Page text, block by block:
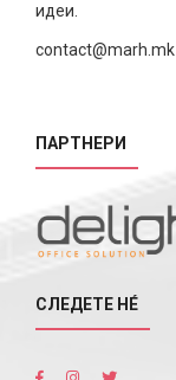
идеи.
contact@marh.mk
ПАРТНЕРИ
СЛЕДЕТЕ НÉ